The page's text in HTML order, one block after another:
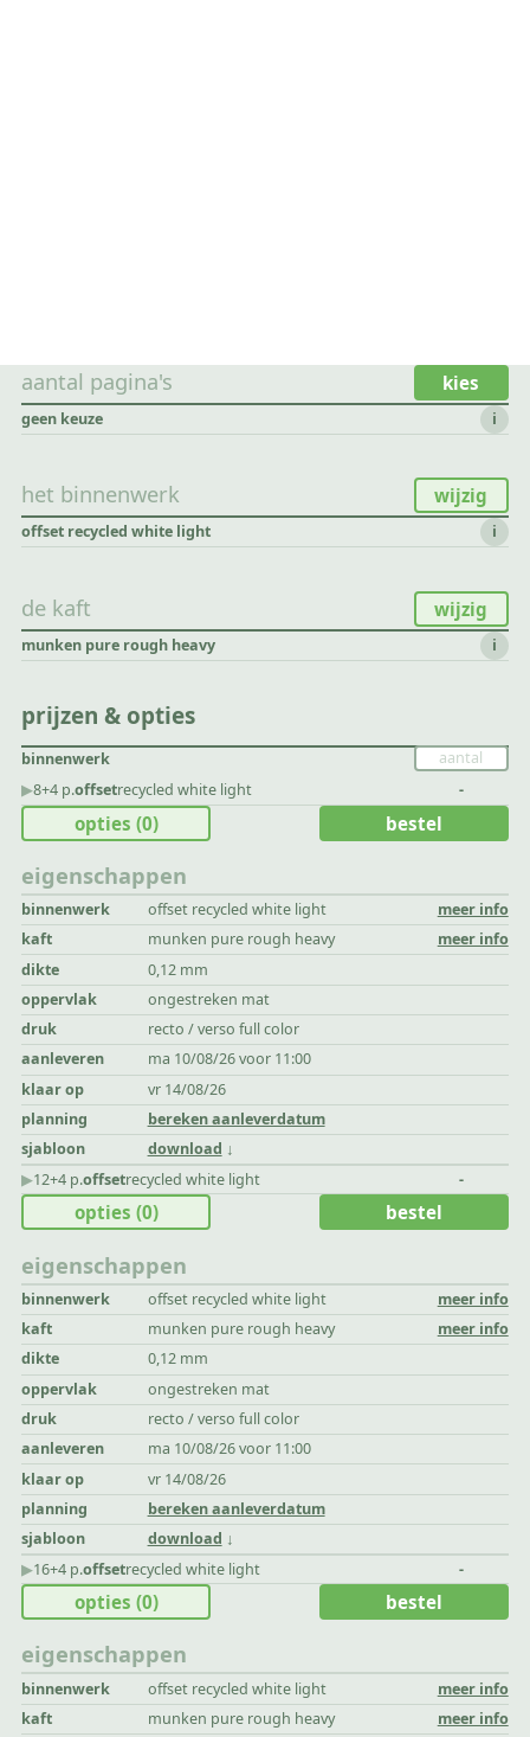
aantal pagina's kies
geen keuze i
het binnenwerk wijzig
offset recycled white light i
de kaft wijzig
munken pure rough heavy i
prijzen & opties
binnenwerk
▶︎8+4 p.offsetrecycled white light -
eigenschappen
binnenwerk offset recycled white light
meer info
kaft
munken pure rough heavy
meer info
dikte
0,12 mm
oppervlak
ongestreken mat
druk
recto / verso full color
aanleveren
ma 10/08/26 voor 11:00
klaar op
vr 14/08/26
planning
bereken aanleverdatum
sjabloon
download
opties (0) bestel
▶︎12+4 p.offsetrecycled white light -
eigenschappen
binnenwerk offset recycled white light
meer info
kaft
munken pure rough heavy
meer info
dikte
0,12 mm
oppervlak
ongestreken mat
druk
recto / verso full color
aanleveren
ma 10/08/26 voor 11:00
klaar op
vr 14/08/26
planning
bereken aanleverdatum
sjabloon
download
opties (0) bestel
▶︎16+4 p.offsetrecycled white light -
eigenschappen
binnenwerk offset recycled white light
meer info
kaft
munken pure rough heavy meer info
opties (0) bestel